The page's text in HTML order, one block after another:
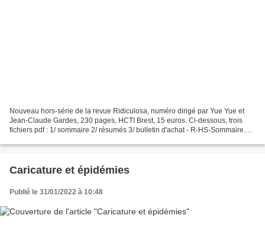
Nouveau hors-série de la revue Ridiculosa, numéro dirigé par Yue Yue et
Jean-Claude Gardes, 230 pages, HCTI Brest, 15 euros. Ci-dessous, trois
fichiers pdf : 1/ sommaire 2/ résumés 3/ bulletin d'achat - R-HS-Sommaire.pdf
Caricature et épidémies
Publié le 31/01/2022 à 10:48